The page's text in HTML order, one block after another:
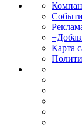
Карта